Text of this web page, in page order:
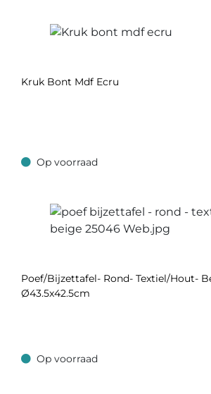
Kruk Bont Mdf Ecru
Op voorraad
Op voorraad
Poef/bijzettafel- Rond- Textiel/hout-
Ø43.5x42.5cm
Op voorraad
Op voorraad